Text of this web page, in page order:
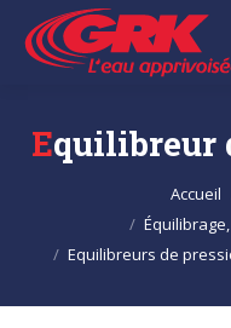
Accueil
Equilibreurs de